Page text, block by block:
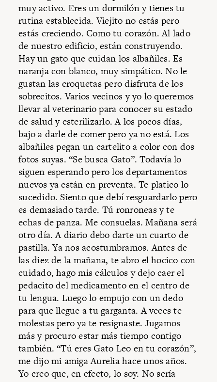
muy activo. Eres un dormilón y tienes tu
rutina establecida. Viejito no estás pero
estás creciendo. Como tu corazón. Al lado
de nuestro edificio, están construyendo.
Hay un gato que cuidan los albañiles. Es
naranja con blanco, muy simpático. No le
gustan las croquetas pero disfruta de los
sobrecitos. Varios vecinos y yo lo queremos
llevar al veterinario para conocer su estado
de salud y esterilizarlo. A los pocos días,
bajo a darle de comer pero ya no está. Los
albañiles pegan un cartelito a color con dos
fotos suyas. “Se busca Gato”. Todavía lo
siguen esperando pero los departamentos
nuevos ya están en preventa. Te platico lo
sucedido. Siento que debí resguardarlo pero
es demasiado tarde. Tú ronroneas y te
echas de panza. Me consuelas. Mañana será
otro día. A diario debo darte un cuarto de
pastilla. Ya nos acostumbramos. Antes de
las diez de la mañana, te abro el hocico con
cuidado, hago mis cálculos y dejo caer el
pedacito del medicamento en el centro de
tu lengua. Luego lo empujo con un dedo
para que llegue a tu garganta. A veces te
molestas pero ya te resignaste. Jugamos
más y procuro estar más tiempo contigo
también. “Tú eres Gato Leo en tu corazón”,
me dijo mi amiga Aurelia hace unos años.
Yo creo que, en efecto, lo soy. No sería